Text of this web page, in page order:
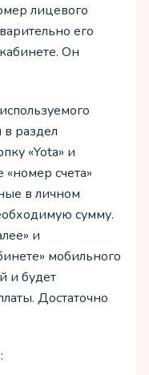
лицевого
его
Он
в раздел
«Yota» и
счета»
в личном
сумму.
и
мобильного
и будет
Достаточно